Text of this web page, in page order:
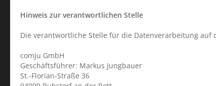
Hinweis zur verantwortlichen Stelle
Die verantwortliche Stelle für die Datenverarbeitung auf
comju GmbH
Geschäftsführer: Markus Jungbauer
St.-Florian-Straße 36